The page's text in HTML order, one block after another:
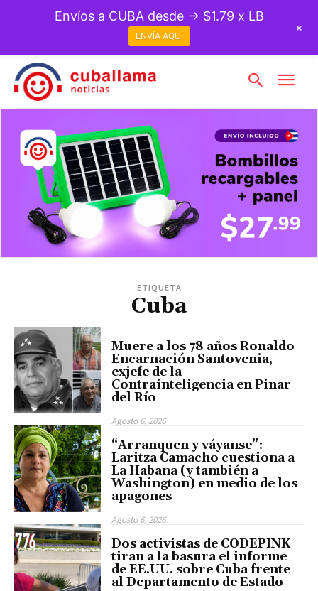
ETIQUETA
Cuba
Muere a los 78 años Ronaldo
Encarnación Santovenia,
exjefe de la
Contrainteligencia en Pinar
del Río
Agosto 6, 2026
“Arranquen y váyanse”:
Laritza Camacho cuestiona a
La Habana (y también a
Washington) en medio de los
apagones
Agosto 6, 2026
Dos activistas de CODEPINK
tiran a la basura el informe
de EE.UU. sobre Cuba frente
al Departamento de Estado
Envíos a CUBA desde → $1.79 x LB
ENVÍA AQUÍ
+